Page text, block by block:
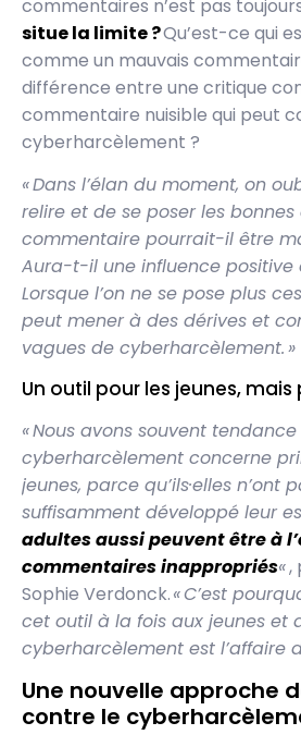
commentaires n’est pas
situe la limite ?Qu’est-ce qui
comme un mauvais
différence entre une critique
commentaire nuisible qui peut
cyberharcèlement ?
« Dans l’élan du moment, on
relire et de se poser les bonnes
commentaire pourrait-il être
Aura-t-il une influence positive
Lorsque l’on ne se pose plus
peut mener à des dérives et
vagues de cyberharcèlement. »
Un outil pour les jeunes,
« Nous avons souvent
cyberharcèlement concerne
jeunes, parce qu’ils·elles n’ont
suffisamment développé leur
adultes aussi peuvent être à
commentaires inappropriés«,
Sophie Verdonck.« C’est
cet outil à la fois aux jeunes et
cyberharcèlement est l’affaire
Une nouvelle approche
contre le